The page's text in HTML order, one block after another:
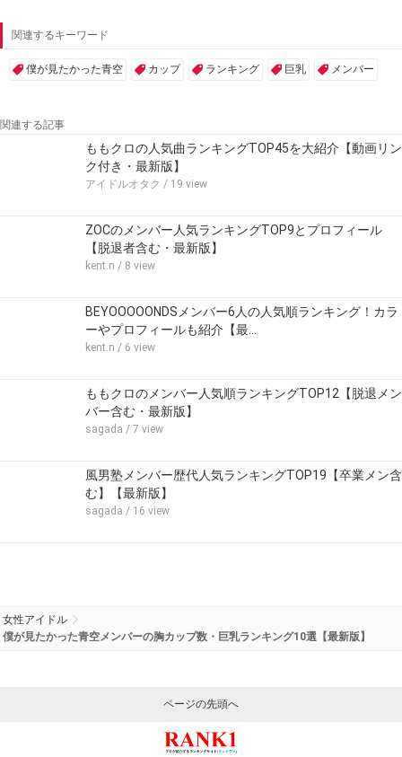
関連するキーワード
僕が見たかった青空 カップ ランキング 巨乳 メンバー
関連する記事
ももクロの人気曲ランキングTOP45を大紹介【動画リン
ク付き・最新版】
アイドルオタク / 19 view
ZOCのメンバー人気ランキングTOP9とプロフィール
【脱退者含む・最新版】
kent.n / 8 view
BEYOOOOONDSメンバー6人の人気順ランキング！カラ
ーやプロフィールも紹介【最…
kent.n / 6 view
ももクロのメンバー人気順ランキングTOP12【脱退メン
バー含む・最新版】
sagada / 7 view
風男塾メンバー歴代人気ランキングTOP19【卒業メン含
む】【最新版】
sagada / 16 view
女性アイドル
僕が見たかった青空メンバーの胸カップ数・巨乳ランキング10選【最新版】
ページの先頭へ